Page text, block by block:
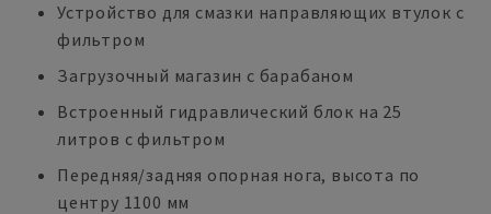
Устройство для смазки направляющих втулок с
фильтром
Загрузочный магазин с барабаном
Встроенный гидравлический блок на 25
литров с фильтром
Передняя/задняя опорная нога, высота по
центру 1100 мм